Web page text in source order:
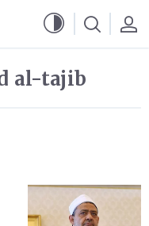
al-tajib